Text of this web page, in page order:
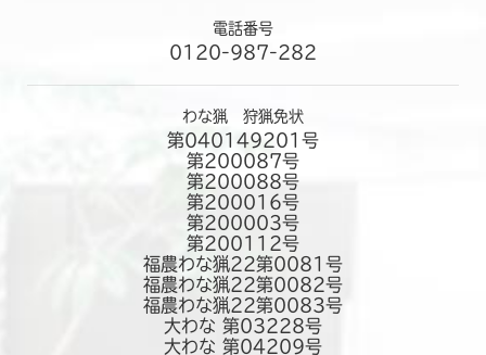
・法令に基づき開示することが必要である場合
ィに万全の対策を講じています。
お客さまがご本人の個人情報の照会・修正・削除などをご希望
される場合には、ご本人であることを確認の上、対応させていた
法令、規範の遵守と見直し
当社は、保有する個人情報に関して適用される日本の法令、その
他規範を遵守するとともに、本ポリシーの内容を適宜見直し、そ
電話番号
0120-987-282
わな猟 狩猟免状
第040149201号
第200087号
第200088号
第200016号
第200003号
第200112号
福農わな猟22第0081号
福農わな猟22第0082号
福農わな猟22第0083号
大わな 第03228号
大わな 第04209号